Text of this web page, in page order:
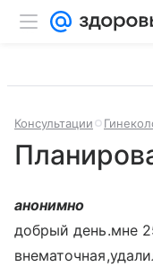
Консультации
анонимно
добрый день.мне